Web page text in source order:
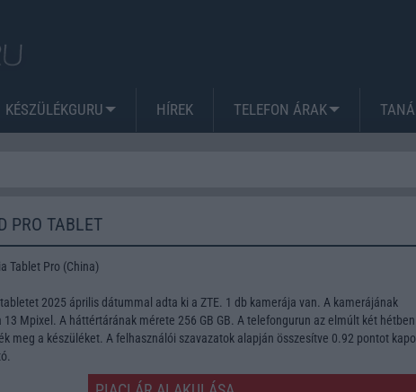
KÉSZÜLÉKGURU HÍREK TELEFON ÁRAK
PRO TABLET
Tablet Pro (China)
2025 április dátummal adta ki a ZTE. 1 db kamerája van. A kamerájának
Mpixel. A háttértárának mérete 256 GB GB. A telefongurun az elmúlt két
meg a készüléket. A felhasználói szavazatok alapján összesítve 0.92 pontot